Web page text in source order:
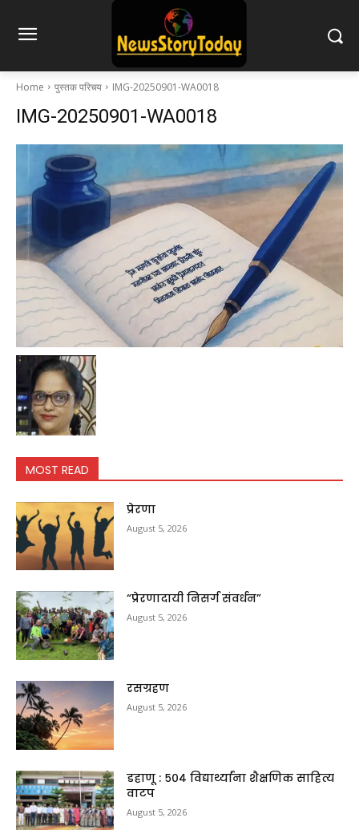
Home पुस्तक परिचय IMG-20250901-WA0018
IMG-20250901-WA0018
MOST READ
प्रेरणा
August 5, 2026
“प्रेरणादायी निसर्ग संवर्धन”
August 5, 2026
रसग्रहण
August 5, 2026
डहाणू : ५०४ विद्यार्थ्यांना शैक्षणिक साहित्य
वाटप
August 5, 2026